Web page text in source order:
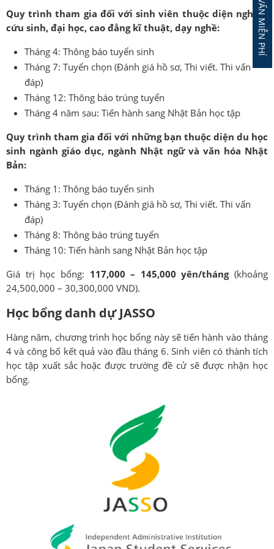
Quy trình tham gia đối với sinh viên thuộc diện nghiên
cứu sinh, đại học, cao đẳng kĩ thuật, dạy nghề:
Tháng 4: Thông báo tuyển sinh
Tháng 7: Tuyển chọn (Đánh giá hồ sơ, Thi viết. Thi vấn
đáp)
Tháng 12: Thông báo trúng tuyển
Tháng 4 năm sau: Tiến hành sang Nhật Bản học tập
Quy trình tham gia đối với những bạn thuộc diện du học
sinh ngành giáo dục, ngành Nhật ngữ và văn hóa Nhật
Bản:
Tháng 1: Thông báo tuyển sinh
Tháng 3: Tuyển chọn (Đánh giá hồ sơ, Thi viết. Thi vấn
đáp)
Tháng 8: Thông báo trúng tuyển
Tháng 10: Tiến hành sang Nhật Bản học tập
Giá trị học bổng: 117,000 – 145,000 yên/tháng(khoảng
24,500,000 – 30,300,000 VND).
Học bổng danh dự JASSO
Hàng năm, chương trình học bổng này sẽ tiến hành vào tháng
4 và công bố kết quả vào đầu tháng 6. Sinh viên có thành tích
học tập xuất sắc hoặc được trường đề cử sẽ được nhận học
bổng.